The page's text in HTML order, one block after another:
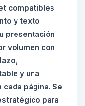
compatibles
y texto
presentación
volumen con
y una
página. Se
para